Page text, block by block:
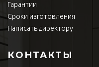
Гарантии
Сроки изготовления
Написать директору
КОНТАКТЫ